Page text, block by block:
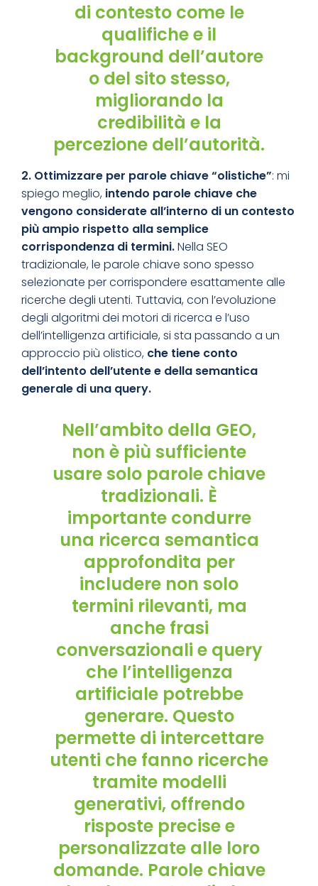
di contesto come le
qualifiche e il
background dell’autore
o del sito stesso,
migliorando la
credibilità e la
percezione dell’autorità.
2. Ottimizzare per parole chiave “olistiche”: mi
spiego meglio, intendo parole chiave che
vengono considerate all’interno di un contesto
più ampio rispetto alla semplice
corrispondenza di termini.Nella SEO
tradizionale, le parole chiave sono spesso
selezionate per corrispondere esattamente alle
ricerche degli utenti. Tuttavia, con l’evoluzione
degli algoritmi dei motori di ricerca e l’uso
dell’intelligenza artificiale, si sta passando a un
approccio più olistico, che tiene conto
dell’intento dell’utente e della semantica
generale di una query.
Nell’ambito della GEO,
non è più sufficiente
usare solo parole chiave
tradizionali. È
importante condurre
una ricerca semantica
approfondita per
includere non solo
termini rilevanti, ma
anche frasi
conversazionali e query
che l’intelligenza
artificiale potrebbe
generare. Questo
permette di intercettare
utenti che fanno ricerche
tramite modelli
generativi, offrendo
risposte precise e
personalizzate alle loro
domande. Parole chiave